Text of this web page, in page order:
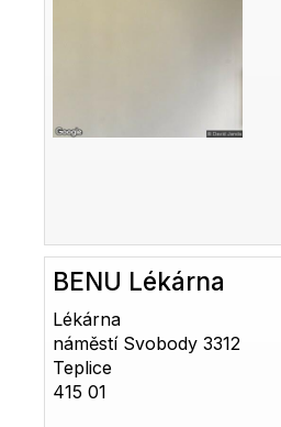
BENU Lékárna
Lékárna
náměstí Svobody 3312
Teplice
415 01